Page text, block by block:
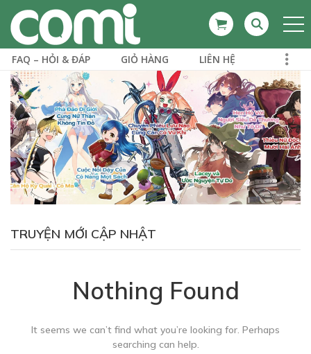
FAQ – HỎI & ĐÁP GIỎ HÀNG LIÊN HỆ
TRUYỆN MỚI CẬP NHẬT
Nothing Found
It seems we can’t find what you’re looking for. Perhaps
searching can help.